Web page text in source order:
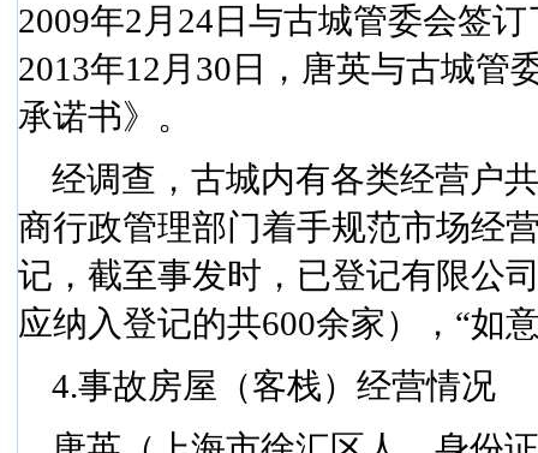
2009年2 月 24 日 与古城管委会签
2013年12 月 30 日
，唐英与古城管
承诺书》。
经调查，古城内有各类经营户共
商行政管理部门着手规范市场经
记，截至事发时，已登记有限公
应纳入登记的共600余家），“如
4.事故房屋（客栈）经营情况